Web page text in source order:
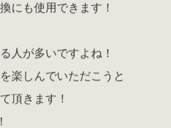
にも使用できます！
人が多いですよね！
楽しんでいただこうと
頂きます！